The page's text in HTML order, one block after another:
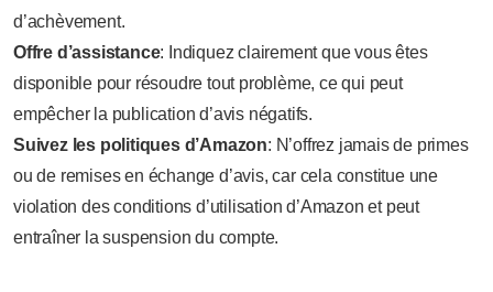
d’achèvement.
Offre d’assistance: Indiquez clairement que vous êtes
disponible pour résoudre tout problème, ce qui peut
empêcher la publication d’avis négatifs.
Suivez les politiques d’Amazon: N’offrez jamais de primes
ou de remises en échange d’avis, car cela constitue une
violation des conditions d’utilisation d’Amazon et peut
entraîner la suspension du compte.